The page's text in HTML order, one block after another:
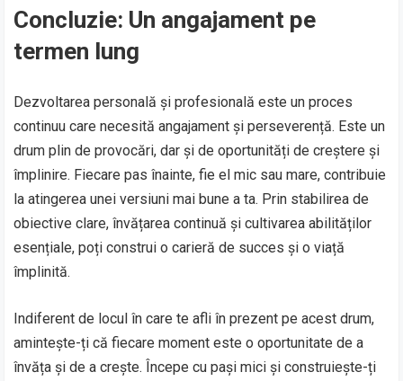
Concluzie: Un angajament pe
termen lung
Dezvoltarea personală și profesională este un proces
continuu care necesită angajament și perseverență. Este un
drum plin de provocări, dar și de oportunități de creștere și
împlinire. Fiecare pas înainte, fie el mic sau mare, contribuie
la atingerea unei versiuni mai bune a ta. Prin stabilirea de
obiective clare, învățarea continuă și cultivarea abilităților
esențiale, poți construi o carieră de succes și o viață
împlinită.
Indiferent de locul în care te afli în prezent pe acest drum,
amintește-ți că fiecare moment este o oportunitate de a
învăța și de a crește. Începe cu pași mici și construiește-ți